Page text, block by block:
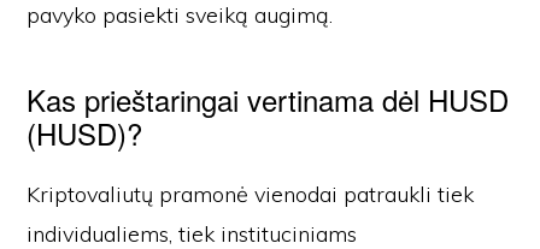
pavyko pasiekti sveiką augimą.
Kas prieštaringai vertinama dėl HUSD
(HUSD)?
Kriptovaliutų pramonė vienodai patraukli tiek
individualiems, tiek instituciniams